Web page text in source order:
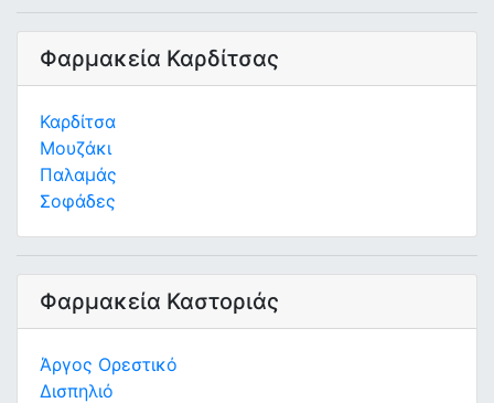
Φαρμακεία Καρδίτσας
Καρδίτσα
Μουζάκι
Παλαμάς
Σοφάδες
Φαρμακεία Καστοριάς
Άργος Ορεστικό
Δισπηλιό